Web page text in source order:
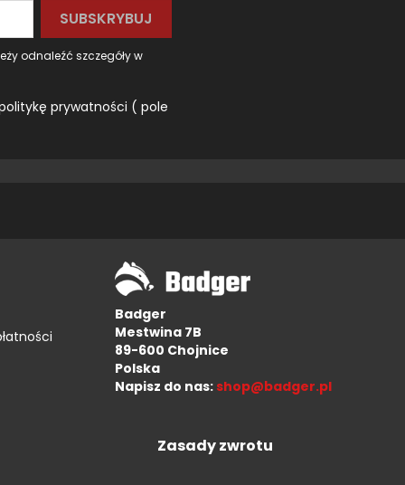
odnaleźć szczegóły w
prywatności ( pole
Badger
Mestwina 7B
89-600 Chojnice
Polska
Napisz do nas: shop@badger.pl
Zasady zwrotu